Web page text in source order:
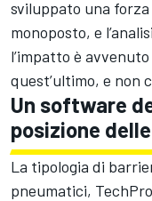
sviluppato una
monoposto, e
l’impatto è
quest’ultimo, e non
Un software
posizione
La tipologia di
pneumatici,